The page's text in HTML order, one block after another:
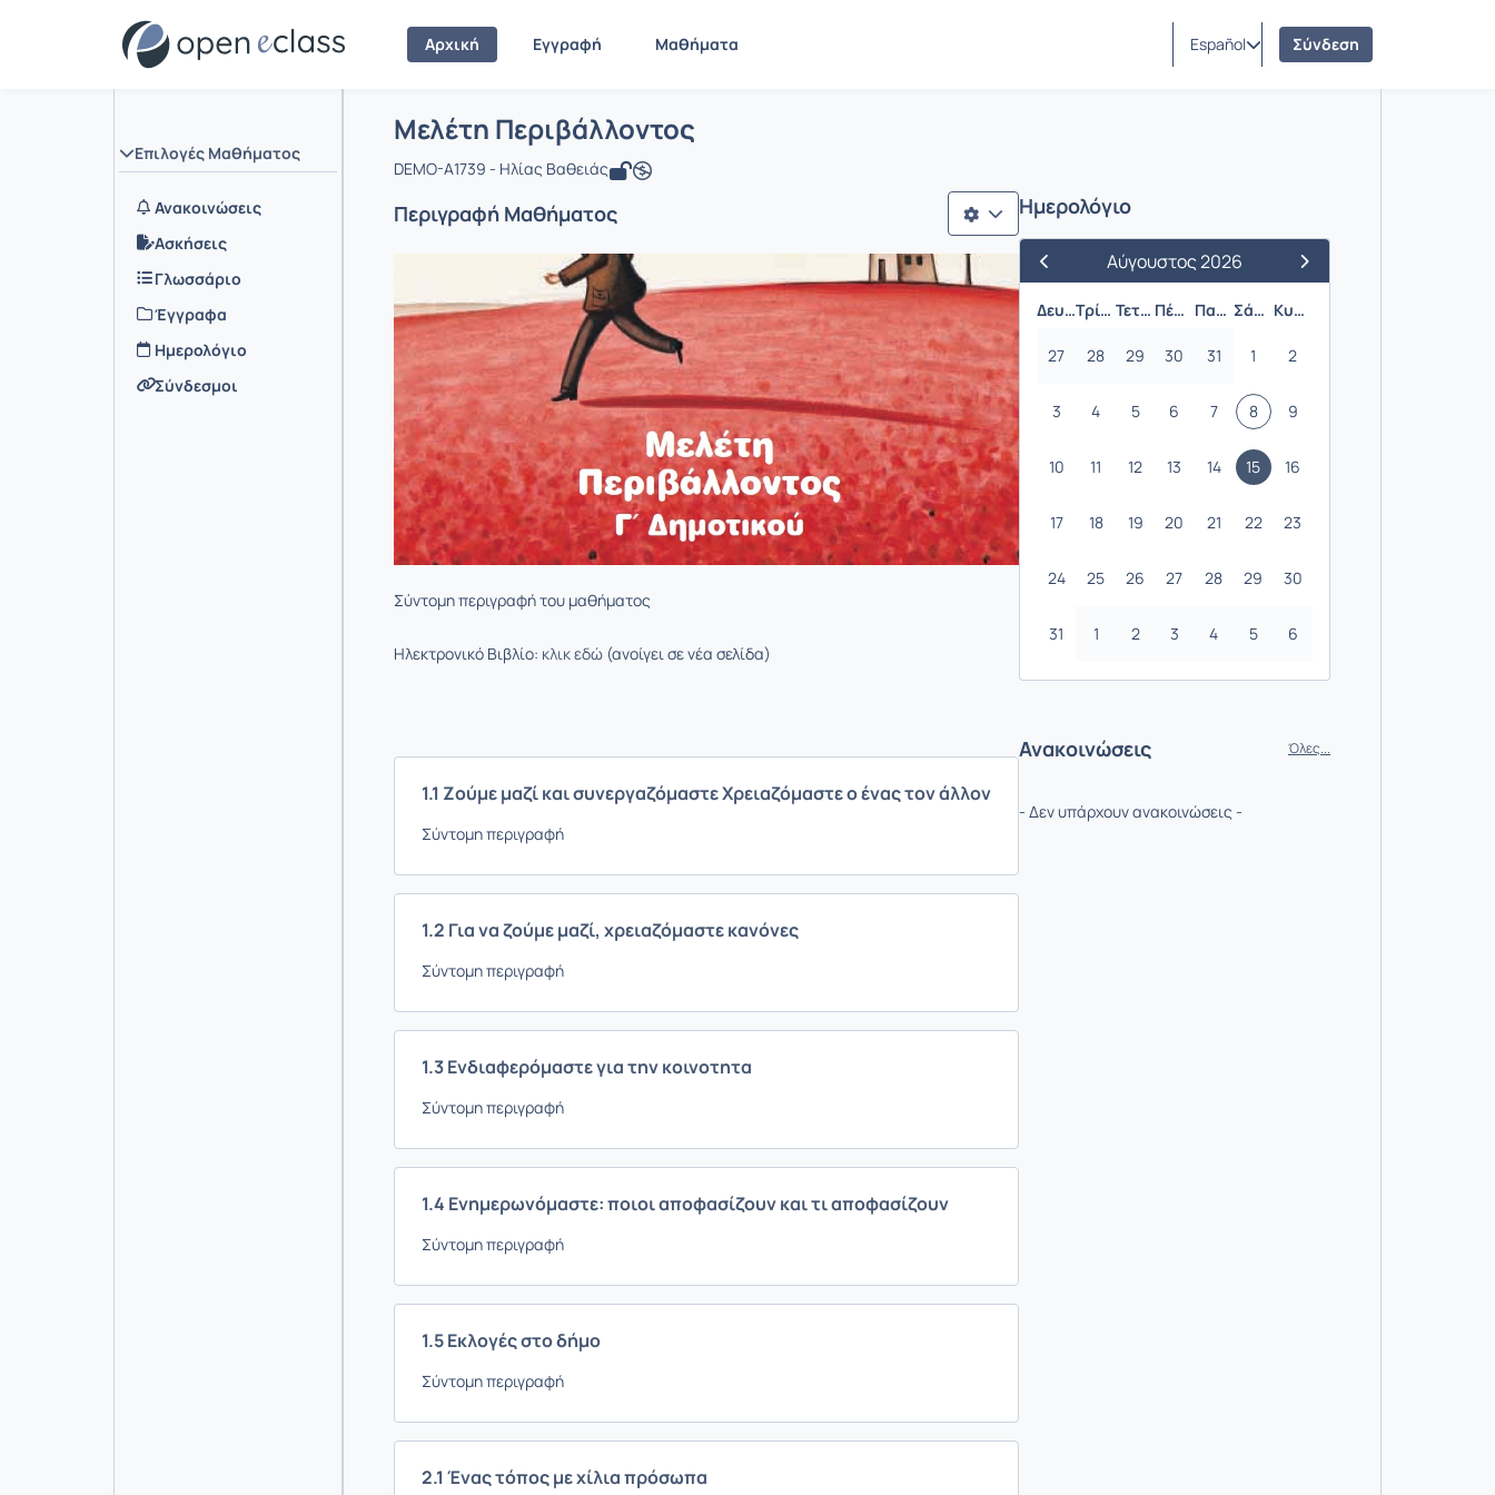
Αρχική Εγγραφή Μαθήματα Español Σύνδεση
Επιλογές Μαθήματος
Ανακοινώσεις
Ασκήσεις
Γλωσσάριο
Έγγραφα
Ημερολόγιο
Σύνδεσμοι
Αρχική Σελίδα
Μάθημα : Μελέτη Περιβάλλοντος
Μελέτη Περιβάλλοντος
DEMO-A1739 - Ηλίας Βαθειάς
Περιγραφή Μαθήματος
Σύντομη περιγραφή του μαθήματος
Ηλεκτρονικό Βιβλίο: κλικ εδώ (ανοίγει σε νέα σελίδα)
1.1 Ζούμε μαζί και συνεργαζόμαστε Χρειαζόμαστε ο ένας τον άλλον
Σύντομη περιγραφή
1.2 Για να ζούμε μαζί, χρειαζόμαστε κανόνες
Σύντομη περιγραφή
1.3 Ενδιαφερόμαστε για την κοινοτητα
Σύντομη περιγραφή
1.4 Ενημερωνόμαστε: ποιοι αποφασίζουν και τι αποφασίζουν
Σύντομη περιγραφή
1.5 Εκλογές στο δήμο
Σύντομη περιγραφή
2.1 Ένας τόπος με χίλια πρόσωπα
Ημερολόγιο
Προηγούμενος Μήνας
Αύγουστος 2026
Επόμενος Μήνας
Δευτέρα
Τρίτη Τετάρτη Πέμπτη Παρασκευή Σάββατο Κυριακή
27 28 29 30 31 1 2
3 4 5 6 7 8 9
10 11 12 13 14 15 16
17 18 19 20 21 22 23
24 25 26 27 28 29 30
31 1 2 3 4 5 6
Ανακοινώσεις Όλες...
- Δεν υπάρχουν ανακοινώσεις -